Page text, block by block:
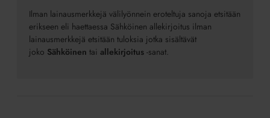
Ilman lainausmerkkejä välilyönnein eroteltuja sanoja etsitään
erikseen eli haettaessa Sähköinen allekirjoitus ilman
lainausmerkkejä etsitään tuloksia jotka sisältävät
joko Sähköinen tai allekirjoitus -sanat.